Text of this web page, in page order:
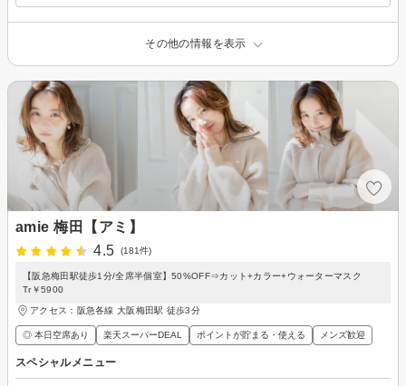
その他の情報を表示
amie 梅田【アミ】
4.5
(181件)
【阪急梅田駅徒歩1分/全席半個室】50%OFF⇒カット+カラー+ウォーターマスク
Tr￥5900
アクセス：阪急各線 大阪梅田駅 徒歩3分
◎ 本日空席あり 楽天スーパーDEAL ポイントが貯まる・使える メンズ歓迎
スペシャルメニュー